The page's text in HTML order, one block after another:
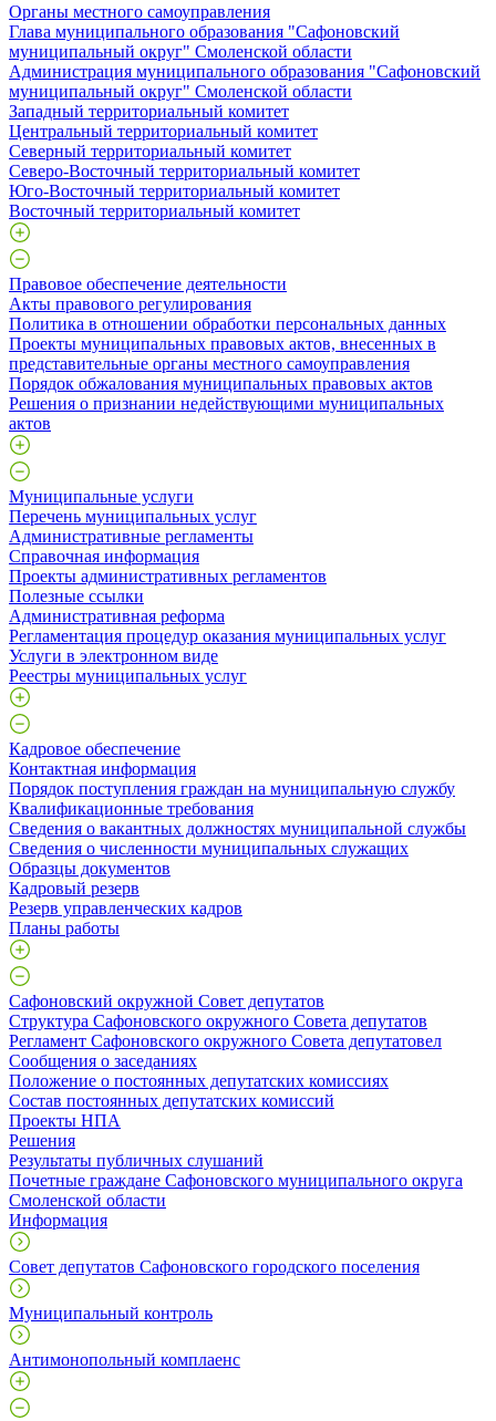
Органы местного самоуправления
Глава муниципального образования "Сафоновский
муниципальный округ" Смоленской области
Администрация муниципального образования "Сафоновский
муниципальный округ" Смоленской области
Западный территориальный комитет
Центральный территориальный комитет
Северный территориальный комитет
Северо-Восточный территориальный комитет
Юго-Восточный территориальный комитет
Восточный территориальный комитет
Правовое обеспечение деятельности
Акты правового регулирования
Политика в отношении обработки персональных данных
Проекты муниципальных правовых актов, внесенных в
представительные органы местного самоуправления
Порядок обжалования муниципальных правовых актов
Решения о признании недействующими муниципальных
актов
Муниципальные услуги
Перечень муниципальных услуг
Административные регламенты
Справочная информация
Проекты административных регламентов
Полезные ссылки
Административная реформа
Регламентация процедур оказания муниципальных услуг
Услуги в электронном виде
Реестры муниципальных услуг
Кадровое обеспечение
Контактная информация
Порядок поступления граждан на муниципальную службу
Квалификационные требования
Сведения о вакантных должностях муниципальной службы
Сведения о численности муниципальных служащих
Образцы документов
Кадровый резерв
Резерв управленческих кадров
Планы работы
Сафоновский окружной Совет депутатов
Структура Сафоновского окружного Совета депутатов
Регламент Сафоновского окружного Совета депутатовел
Сообщения о заседаниях
Положение о постоянных депутатских комиссиях
Состав постоянных депутатских комиссий
Проекты НПА
Решения
Результаты публичных слушаний
Почетные граждане Сафоновского муниципального округа
Смоленской области
Информация
Совет депутатов Сафоновского городского поселения
Муниципальный контроль
Антимонопольный комплаенс